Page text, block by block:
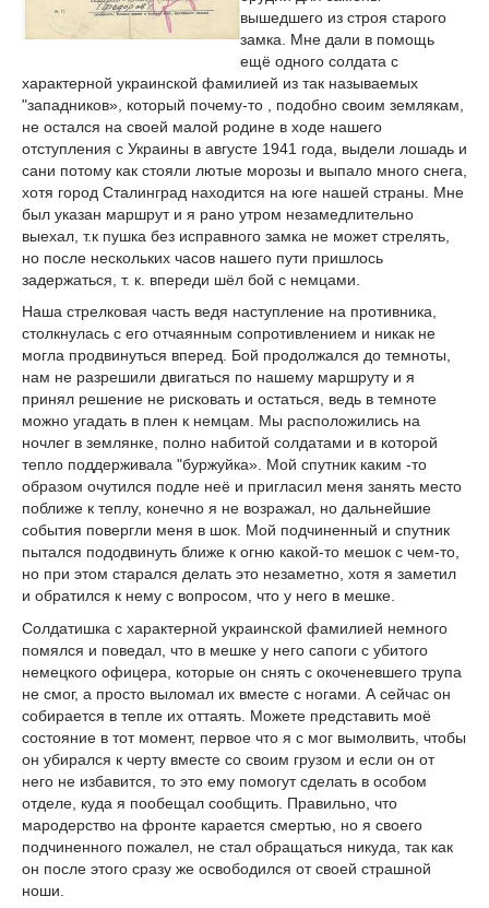
вышедшего из строя старого
замка. Мне дали в помощь
ещё одного солдата с
характерной украинской фамилией из так называемых
"западников», который почему-то , подобно своим землякам,
не остался на своей малой родине в ходе нашего
отступления с Украины в августе 1941 года, выдели лошадь и
сани потому как стояли лютые морозы и выпало много снега,
хотя город Сталинград находится на юге нашей страны. Мне
был указан маршрут и я рано утром незамедлительно
выехал, т.к пушка без исправного замка не может стрелять,
но после нескольких часов нашего пути пришлось
задержаться, т. к. впереди шёл бой с немцами.
Наша стрелковая часть ведя наступление на противника,
столкнулась с его отчаянным сопротивлением и никак не
могла продвинуться вперед. Бой продолжался до темноты,
нам не разрешили двигаться по нашему маршруту и я
принял решение не рисковать и остаться, ведь в темноте
можно угадать в плен к немцам. Мы расположились на
ночлег в землянке, полно набитой солдатами и в которой
тепло поддерживала "буржуйка». Мой спутник каким -то
образом очутился подле неё и пригласил меня занять место
поближе к теплу, конечно я не возражал, но дальнейшие
события повергли меня в шок. Мой подчиненный и спутник
пытался пододвинуть ближе к огню какой-то мешок с чем-то,
но при этом старался делать это незаметно, хотя я заметил
и обратился к нему с вопросом, что у него в мешке.
Солдатишка с характерной украинской фамилией немного
помялся и поведал, что в мешке у него сапоги с убитого
немецкого офицера, которые он снять с окоченевшего трупа
не смог, а просто выломал их вместе с ногами. А сейчас он
собирается в тепле их оттаять. Можете представить моё
состояние в тот момент, первое что я с мог вымолвить, чтобы
он убирался к черту вместе со своим грузом и если он от
него не избавится, то это ему помогут сделать в особом
отделе, куда я пообещал сообщить. Правильно, что
мародерство на фронте карается смертью, но я своего
подчиненного пожалел, не стал обращаться никуда, так как
он после этого сразу же освободился от своей страшной
ноши.